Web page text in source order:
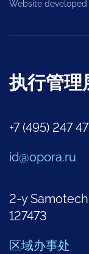
Website
执行管理
+7 (495) 247
id@opora.ru
2-y
127473
区域办事处